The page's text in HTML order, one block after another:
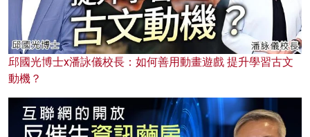
邱國光博士x潘詠儀校長：如何善用動畫遊戲 提升學習古文
動機？